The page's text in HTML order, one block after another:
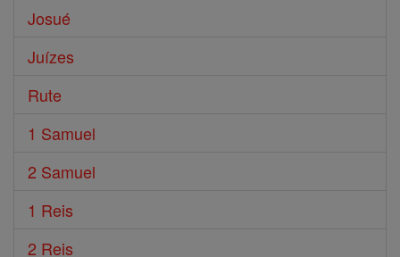
Josué
Juízes
Rute
1 Samuel
2 Samuel
1 Reis
2 Reis